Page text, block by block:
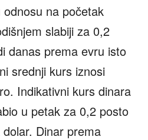
na početak
slabiji za 0,2
danas prema evru isto
srednji kurs iznosi
Indikativni kurs dinara
u petak za 0,2 posto
Dinar prema